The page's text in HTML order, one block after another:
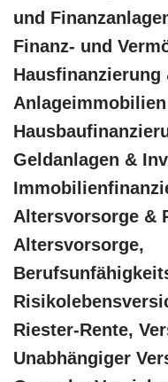
und
Finanz- und
Hausfinanzierung
Geldanlagen &
Altersvorsorge &
Altersvorsorge,
Riester-Rente,
Unabhängiger